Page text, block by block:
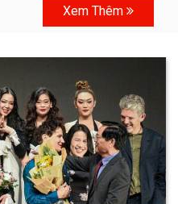
Xem Thêm